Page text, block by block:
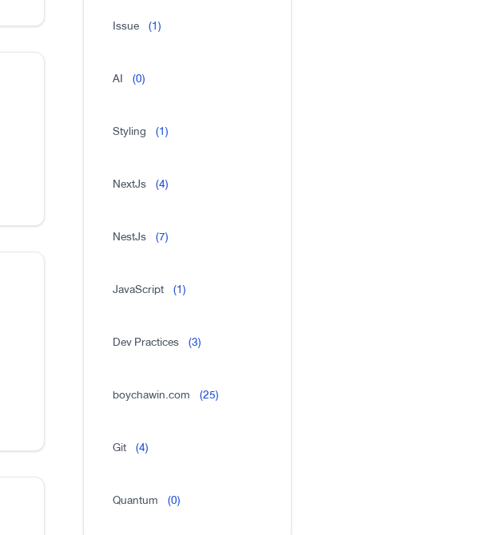
Issue (1)
AI (0)
Styling (1)
NextJs (4)
NestJs (7)
JavaScript (1)
Dev Practices (3)
boychawin.com (25)
Git (4)
Quantum (0)